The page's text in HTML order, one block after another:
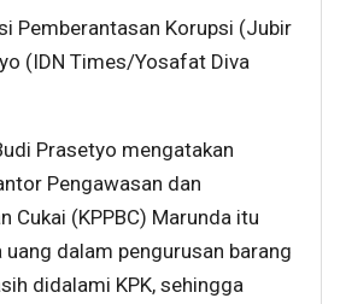
Pemberantasan Korupsi (Jubir
(IDN Times/Yosafat Diva
Prasetyo mengatakan
Pengawasan dan
Cukai (KPPBC) Marunda itu
dalam pengurusan barang
didalami KPK, sehingga